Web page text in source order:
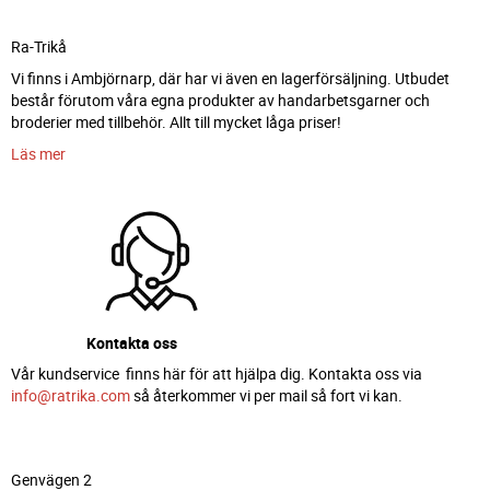
Ra-Trikå
Vi finns i Ambjörnarp, där har vi även en lagerförsäljning. Utbudet
består förutom våra egna produkter av handarbetsgarner och
broderier med tillbehör. Allt till mycket låga priser!
Läs mer
Kontakta oss
Vår kundservice finns här för att hjälpa dig. Kontakta oss via
info@ratrika.comså återkommer vi per mail så fort vi kan.
Genvägen 2